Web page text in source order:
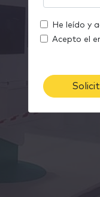
e
i
l
u
t
e
f
o
He leído y
Acepto el